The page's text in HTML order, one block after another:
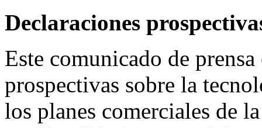
Declaraciones
Este comunicado de
prospectivas sobre la
los planes comerciales de